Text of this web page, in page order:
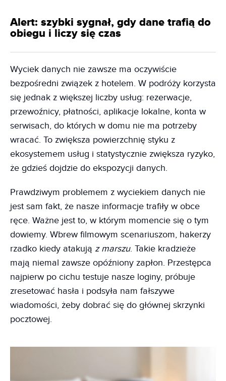
Alert: szybki sygnał, gdy dane trafią do
obiegu i liczy się czas
Wyciek danych nie zawsze ma oczywiście
bezpośredni związek z hotelem. W podróży korzysta
się jednak z większej liczby usług: rezerwacje,
przewoźnicy, płatności, aplikacje lokalne, konta w
serwisach, do których w domu nie ma potrzeby
wracać. To zwiększa powierzchnię styku z
ekosystemem usług i statystycznie zwiększa ryzyko,
że gdzieś dojdzie do ekspozycji danych.
Prawdziwym problemem z wyciekiem danych nie
jest sam fakt, że nasze informacje trafiły w obce
ręce. Ważne jest to, w którym momencie się o tym
dowiemy. Wbrew filmowym scenariuszom, hakerzy
rzadko kiedy atakują z marszu. Takie kradzieże
mają niemal zawsze opóźniony zapłon. Przestępca
najpierw po cichu testuje nasze loginy, próbuje
zresetować hasła i podsyła nam fałszywe
wiadomości, żeby dobrać się do głównej skrzynki
pocztowej.